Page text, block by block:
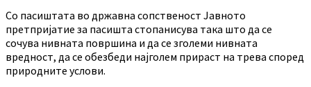
Co пасиштата во државна сопственост Јавното
претпријатие за пасишта стопанисува така што да се
сочува нивната површина и да се зголеми нивната
вредност, да се обезбеди најголем прираст на трева според
природните услови.